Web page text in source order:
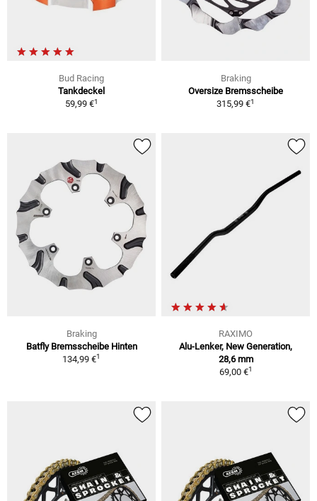
Bud Racing
Tankdeckel
59,99 €1
Braking
Oversize Bremsscheibe
315,99 €1
Braking
Batfly Bremsscheibe Hinten
134,99 €1
RAXIMO
Alu-Lenker, New Generation,
28,6 mm
69,00 €1